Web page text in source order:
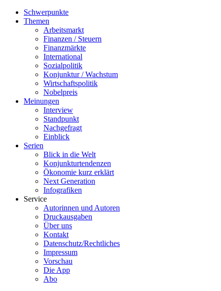
Schwerpunkte
Themen
Arbeitsmarkt
Finanzen / Steuern
Finanzmärkte
International
Sozialpolitik
Konjunktur / Wachstum
Wirtschaftspolitik
Nobelpreis
Meinungen
Interview
Standpunkt
Nachgefragt
Einblick
Serien
Blick in die Welt
Konjunkturtendenzen
Ökonomie kurz erklärt
Next Generation
Infografiken
Service
Autorinnen und Autoren
Druckausgaben
Über uns
Kontakt
Datenschutz/Rechtliches
Impressum
Vorschau
Die App
Abo